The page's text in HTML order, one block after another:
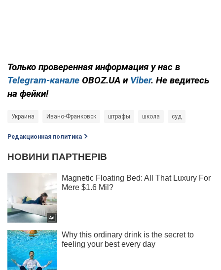
Только проверенная информация у нас в
Telegram-канале OBOZ.UA и Viber. Не ведитесь
на фейки!
Украина Ивано-Франковск штрафы школа суд
Редакционная политика